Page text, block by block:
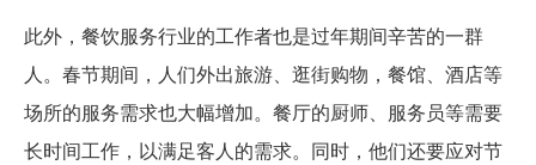
此外，餐饮服务行业的工作者也是过年期间辛苦的一群
人。春节期间，人们外出旅游、逛街购物，餐馆、酒店等
场所的服务需求也大幅增加。餐厅的厨师、服务员等需要
长时间工作，以满足客人的需求。同时，他们还要应对节